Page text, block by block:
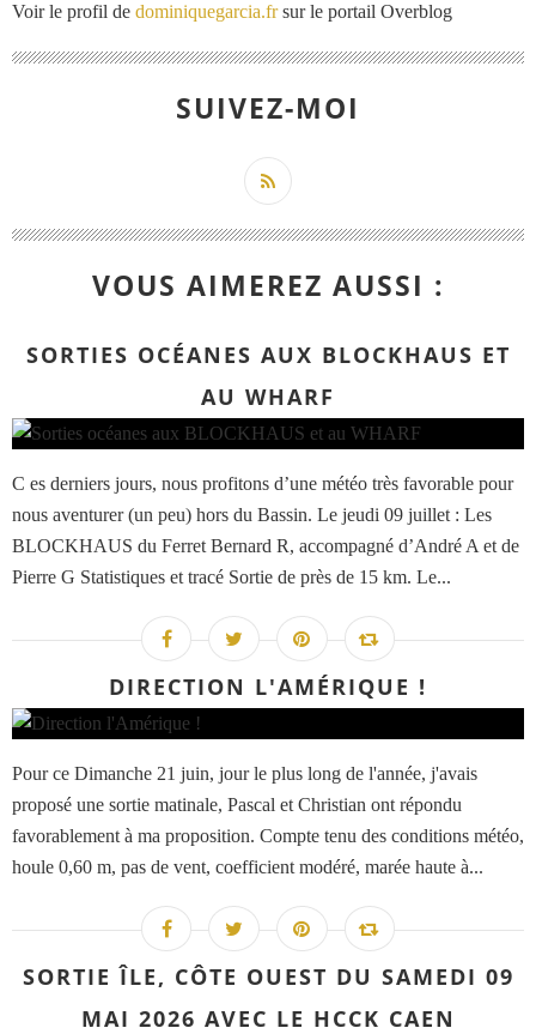
Voir le profil de dominiquegarcia.frsur le portail Overblog
SUIVEZ-MOI
VOUS AIMEREZ AUSSI :
SORTIES OCÉANES AUX BLOCKHAUS ET
AU WHARF
C es derniers jours, nous profitons d’une météo très favorable pour
nous aventurer (un peu) hors du Bassin. Le jeudi 09 juillet : Les
BLOCKHAUS du Ferret Bernard R, accompagné d’André A et de
Pierre G Statistiques et tracé Sortie de près de 15 km. Le...
DIRECTION L'AMÉRIQUE !
Pour ce Dimanche 21 juin, jour le plus long de l'année, j'avais
proposé une sortie matinale, Pascal et Christian ont répondu
favorablement à ma proposition. Compte tenu des conditions météo,
houle 0,60 m, pas de vent, coefficient modéré, marée haute à...
SORTIE ÎLE, CÔTE OUEST DU SAMEDI 09
MAI 2026 AVEC LE HCCK CAEN